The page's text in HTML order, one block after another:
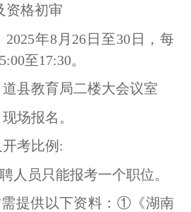
资格初审
2025年8月26日至30日，每
至17:30。
县教育局二楼大会议室
场报名。
考比例:
人员只能报考一个职位。
提供以下资料：①《湖南